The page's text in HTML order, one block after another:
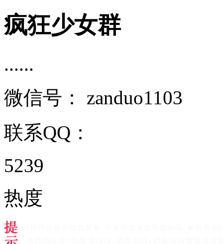
疯狂少女群
......
微信号： zanduo1103
联系QQ：
5239
热度